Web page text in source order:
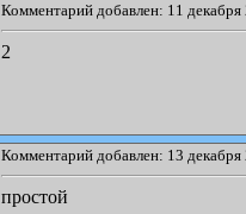
Комментарий добавлен: 11
2
Комментарий добавлен: 13
простой